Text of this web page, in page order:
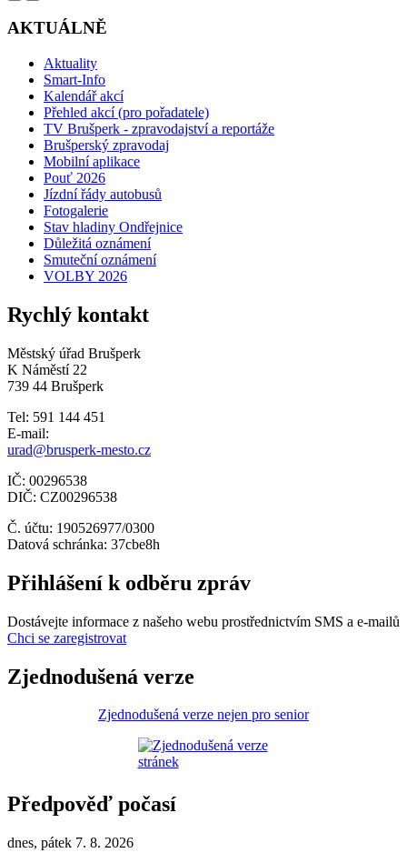
AKTUÁLNĚ
Aktuality
Smart-Info
Kalendář akcí
Přehled akcí (pro pořadatele)
TV Brušperk - zpravodajství a reportáže
Brušperský zpravodaj
Mobilní aplikace
Pouť 2026
Jízdní řády autobusů
Fotogalerie
Stav hladiny Ondřejnice
Důležitá oznámení
Smuteční oznámení
VOLBY 2026
Rychlý kontakt
Městský úřad Brušperk
K Náměstí 22
739 44 Brušperk
Tel: 591 144 451
E-mail:
urad@brusperk-mesto.cz
IČ: 00296538
DIČ: CZ00296538
Č. účtu: 190526977/0300
Datová schránka: 37cbe8h
Přihlášení k odběru zpráv
Dostávejte informace z našeho webu prostřednictvím SMS a e-mailů
Chci se zaregistrovat
Zjednodušená verze
Zjednodušená verze nejen pro senior
Předpověď počasí
dnes, pátek 7. 8. 2026